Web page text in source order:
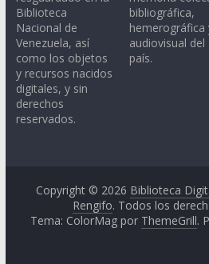
Biblioteca
Nacional de
Venezuela, así
como los objetos
y recursos nacidos
digitales, y sin
derechos
reservados.
bibliográfica,
hemerográfica
audiovisual del
país.
Copyright © 2026 Biblioteca
Rengifo. Todos los
Tema: ColorMag por ThemeGrill.